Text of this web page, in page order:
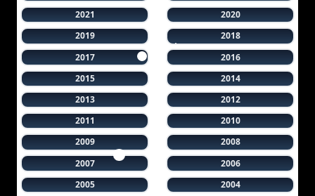
2021
2020
2019
2018
2017
2016
2015
2014
2013
2012
2011
2010
2009
2008
2007
2006
2005
2004